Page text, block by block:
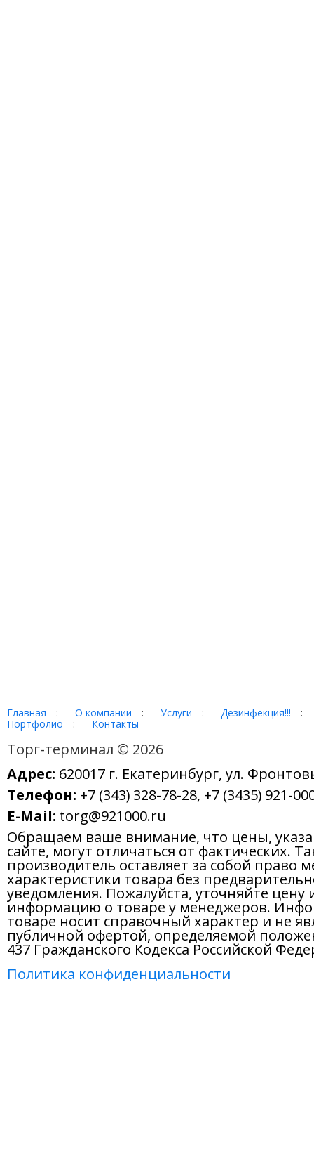
Дезинфекция!!!
Портфолио
Контакты
Торг-терминал © 2026
Адрес: 620017 г. Екатеринбург, ул.
Телефон: +7 (343) 328-78-28, +7 (3435) 921-
E-Mail: torg@921000.ru
Обращаем ваше внимание, что цены,
сайте, могут отличаться от фактических.
производитель оставляет за собой право
характеристики товара без
уведомления. Пожалуйста, уточняйте цену
информацию о товаре у менеджеров.
товаре носит справочный характер и не
публичной офертой, определяемой
437 Гражданского Кодекса Российской
Политика конфиденциальности